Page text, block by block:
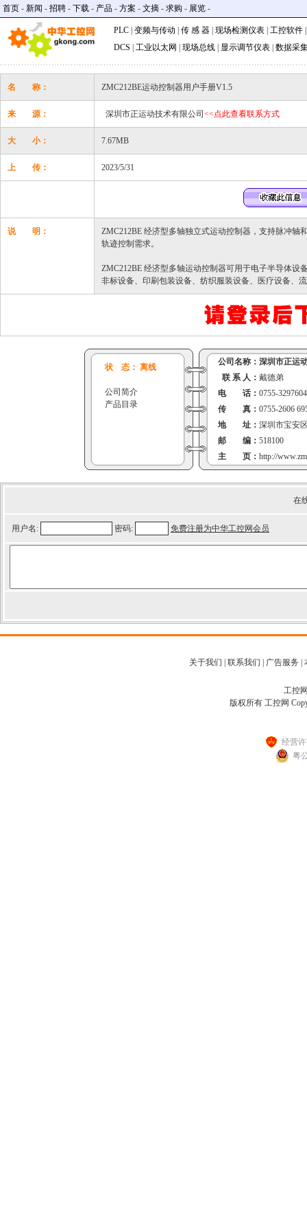
首页 - 新闻 - 招聘 - 下载 - 产品 - 方案 - 文摘 - 求购 - 展览 -
PLC 变频与传动 传 感 器 现场检测仪表 工控软件
DCS
工业以太网 现场总线 显示调节仪表 数据采
名 称： ZMC212BE运动控制器用户手册V1.5
来 源： 深圳市正运动技术有限公司 <<点此查看联系方式
大 小： 7.67MB
上 传： 2023/5/31
说 明：
ZMC212BE 经济型多轴独立式运动控制器，支持脉冲轴
轨迹控制需求。
ZMC212BE 经济型多轴运动控制器可用于电子半导体
非标设备、印刷包装设备、纺织服装设备、医疗设备、
状 态： 离线
公司简介
产品目录
公司名称： 深圳市正运
联 系 人： 戴德弟
电 话： 0755-
传 真： 0755-2606
地 址： 深圳市宝安
邮 编： 518100
主 页： http://
在
用户名: 密码: 免费注册为中华工控网会员
关于我们 联系我们 广告服务
工控
版权所有 工控网
经营
粤